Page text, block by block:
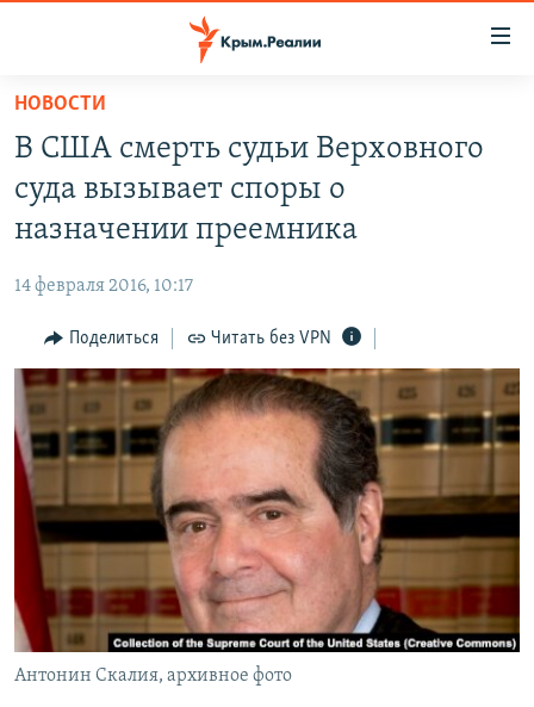
Вернуться
основному
содержанию
Вернутся
главной
навигации
Вернутся
поиску
11 ЛЕТ ОККУПАЦИИ КРЫМА. 11 ИСТОРИЙ СОПРОТИВЛЕНИЯ
ВОДА
ЕЩЕ
ИНТЕРАКТИВ
ИНФОГРАФИКА
ТЕЛЕПРОЕКТ КРЫМ.РЕАЛИИ
СОВЕТЫ ПРАВОЗАЩИТНИКОВ
ПРОПАВШИЕ БЕЗ ВЕСТИ
ПОБЕДИТЕЛЕЙ НЕ СУДЯТ?
КРЫМ.НЕПОКОРЕННЫЙ
ELIFBE
УКРАИНСКАЯ ПРОБЛЕМА КРЫМА
РАДІО СВОБОДА
КАК ОБОЙТИ БЛОКИРОВКУ
Українською
Qırımtatar
НОВОСТИ
В США смерть судьи Верховного
суда вызывает споры о
назначении преемника
14 февраля 2016, 10:17
Поделиться Читать без VPN
Антонин Скалия, архивное фото